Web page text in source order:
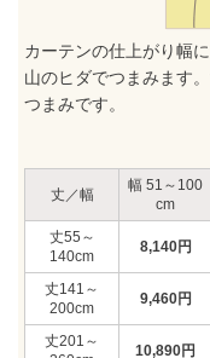
カーテンの仕上がり幅
山のヒダでつまみます
つまみです。
丈／幅
51～100
55～
140
8,140円
141～
200
9,460円
201～
10,890円